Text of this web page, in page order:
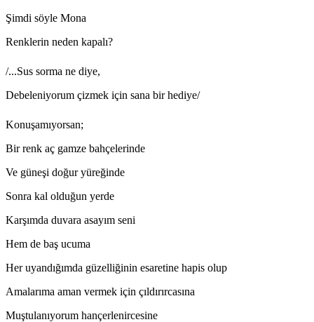
Şimdi söyle Mona
Renklerin neden kapalı?
/...Sus sorma ne diye,
Debeleniyorum çizmek için sana bir hediye/
Konuşamıyorsan;
Bir renk aç gamze bahçelerinde
Ve güneşi doğur yüreğinde
Sonra kal olduğun yerde
Karşımda duvara asayım seni
Hem de baş ucuma
Her uyandığımda güzelliğinin esaretine hapis olup
Amalarıma aman vermek için çıldırırcasına
Muştulanıyorum hançerlenircesine